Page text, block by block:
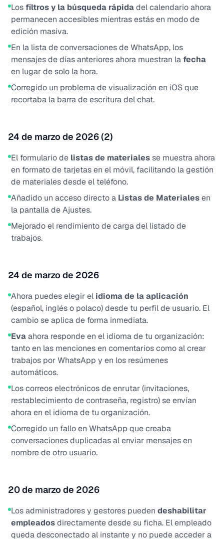
Losfiltros y la búsqueda rápidadel calendario ahora
permanecen accesibles mientras estás en modo de
edición masiva.
En la lista de conversaciones de WhatsApp, los
mensajes de días anteriores ahora muestran lafecha
en lugar de solo la hora.
Corregido un problema de visualización en iOS que
recortaba la barra de escritura del chat.
24 de marzo de 2026 (2)
El formulario de listas de materialesse muestra ahora
en formato de tarjetas en el móvil, facilitando la gestión
de materiales desde el teléfono.
Añadido un acceso directo a Listas de Materialesen
la pantalla de Ajustes.
Mejorado el rendimiento de carga del listado de
trabajos.
24 de marzo de 2026
Ahora puedes elegir el idioma de la aplicación
(español, inglés o polaco) desde tu perfil de usuario. El
cambio se aplica de forma inmediata.
Evaahora responde en el idioma de tu organización:
tanto en las menciones en comentarios como al crear
trabajos por WhatsApp y en los resúmenes
automáticos.
Los correos electrónicos de enrutar (invitaciones,
restablecimiento de contraseña, registro) se envían
ahora en el idioma de tu organización.
Corregido un fallo en WhatsApp que creaba
conversaciones duplicadas al enviar mensajes en
nombre de otro usuario.
20 de marzo de 2026
Los administradores y gestores pueden deshabilitar
empleadosdirectamente desde su ficha. El empleado
queda desconectado al instante y no puede acceder a